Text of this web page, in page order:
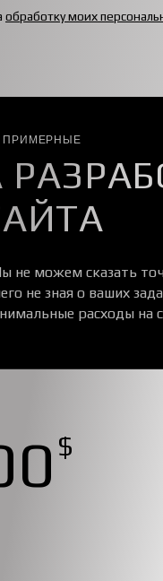
обработку моих
ПРИМЕРНЫЕ
не можем сказать
не зная о ваших
расходы на
$